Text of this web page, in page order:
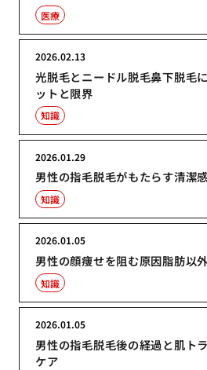
医療
光脱毛とニードル脱毛鼻下脱毛
ットと限界
2026.02.13
知識
男性の指毛脱毛がもたらす清潔
2026.01.29
知識
男性の顔痩せを阻む原因脂肪以
2026.01.05
知識
男性の指毛脱毛後の経過と肌ト
ケア
2026.01.05